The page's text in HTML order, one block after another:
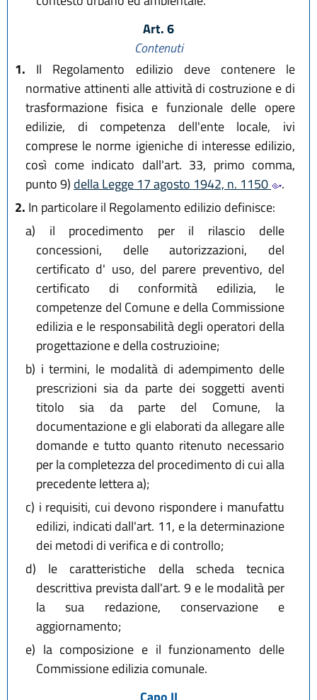
Art. 6
Contenuti
1. Il Regolamento edilizio deve contenere le
normative attinenti alle attività di costruzione e di
trasformazione fisica e funzionale delle opere
edilizie, di competenza dell'ente locale, ivi
comprese le norme igieniche di interesse edilizio,
così come indicato dall'art. 33, primo comma,
punto 9) della Legge 17 agosto 1942, n. 1150
.
2. In particolare il Regolamento edilizio definisce:
a) il procedimento per il rilascio delle
concessioni, delle autorizzazioni, del
certificato d' uso, del parere preventivo, del
certificato di conformità edilizia, le
competenze del Comune e della Commissione
edilizia e le responsabilità degli operatori della
progettazione e della costruzioine;
b) i termini, le modalità di adempimento delle
prescrizioni sia da parte dei soggetti aventi
titolo sia da parte del Comune, la
documentazione e gli elaborati da allegare alle
domande e tutto quanto ritenuto necessario
per la completezza del procedimento di cui alla
precedente lettera a);
c) i requisiti, cui devono rispondere i manufattu
edilizi, indicati dall'art. 11, e la determinazione
dei metodi di verifica e di controllo;
d) le caratteristiche della scheda tecnica
descrittiva prevista dall'art. 9 e le modalità per
la sua redazione, conservazione e
aggiornamento;
e) la composizione e il funzionamento delle
Commissione edilizia comunale.